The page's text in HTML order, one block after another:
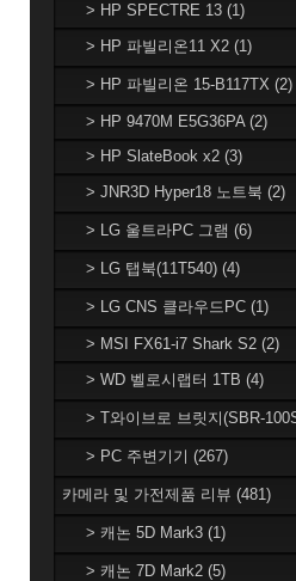
> HP SPECTRE 13 (1)
> HP 파빌리온11 X2 (1)
> HP 파빌리온 15-B117TX (2)
> HP 9470M E5G36PA (2)
> HP SlateBook x2 (3)
> JNR3D Hyper18 노트북 (2)
> LG 울트라PC 그램 (6)
> LG 탭북(11T540) (4)
> LG CNS 클라우드PC (1)
> MSI FX61-i7 Shark S2 (2)
> WD 벨로시랩터 1TB (4)
> T와이브로 브릿지(SBR-
> PC 주변기기 (267)
카메라 및 가전제품 리뷰 (481)
> 캐논 5D Mark3 (1)
> 캐논 7D Mark2 (5)